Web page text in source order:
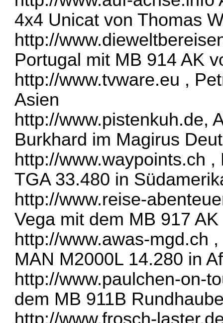
4x4 Unicat von Thomas
http://
Portugal mit MB 914 AK
http://www.tvware.eu ,
Asien
http://www.pistenkuh.de,
Burkhard im Magirus
http://www.waypoints.ch ,
TGA 33.480 in
http://www.reise-
Vega mit dem MB 917
http://www.awas-mgd.ch
MAN M2000L 14.280 in
http://www.paulchen-on-
dem MB 911B
http://www.frosch-